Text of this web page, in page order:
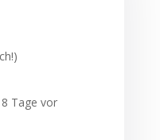
Tage vor